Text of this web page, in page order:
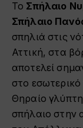
Το Σπήλαιο
Σπήλαιο
σπηλιά στις
Αττική, στα
αποτελεί
στο
Θηραίο
σπήλαιο στην